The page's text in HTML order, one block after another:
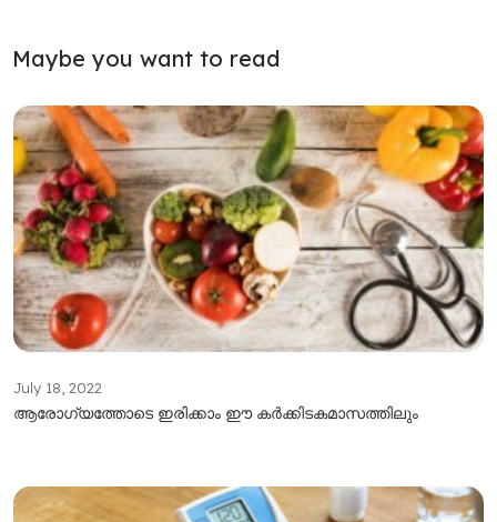
Maybe you want to read
July 18, 2022
ആരോഗ്യത്തോടെ ഇരിക്കാം ഈ കർക്കിടകമാസത്തിലും